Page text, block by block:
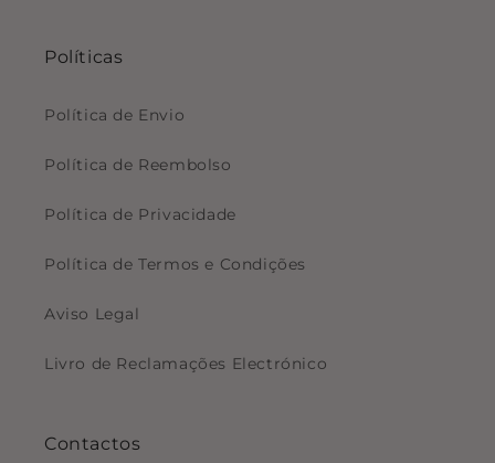
Políticas
Política de Envio
Política de Reembolso
Política de Privacidade
Política de Termos e Condições
Aviso Legal
Livro de Reclamações Electrónico
Contactos